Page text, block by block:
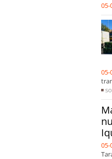
05-
05-
05-